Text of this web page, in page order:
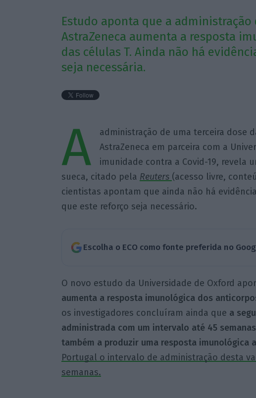
Estudo aponta que a
AstraZeneca aumenta a resposta
das células T. Ainda não há
seja necessária.
A
administração de uma terceira dose
AstraZeneca em parceira com a
imunidade contra a Covid-19, revela
sueca, citado pela Reuters (acesso livre,
cientistas apontam que ainda não há
que este reforço seja necessário.
Escolha o ECO como fonte preferida no
O novo estudo da Universidade de Oxford
aumenta a resposta imunológica dos
os investigadores concluíram ainda que a
administrada com um intervalo até 45
também a produzir uma resposta imunológica
Portugal o intervalo de administração desta
semanas.